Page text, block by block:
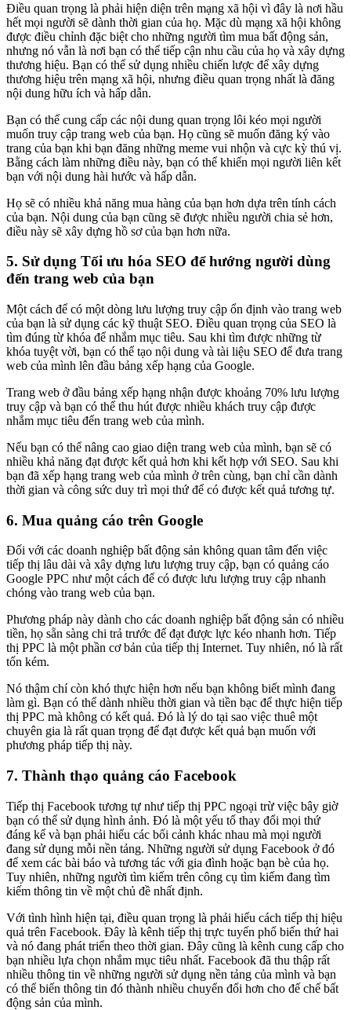
Điều quan trọng là phải hiện diện trên mạng xã hội vì đây là nơi hầu
hết mọi người sẽ dành thời gian của họ. Mặc dù mạng xã hội không
được điều chỉnh đặc biệt cho những người tìm mua bất động sản,
nhưng nó vẫn là nơi bạn có thể tiếp cận nhu cầu của họ và xây dựng
thương hiệu. Bạn có thể sử dụng nhiều chiến lược để xây dựng
thương hiệu trên mạng xã hội, nhưng điều quan trọng nhất là đăng
nội dung hữu ích và hấp dẫn.
Bạn có thể cung cấp các nội dung quan trọng lôi kéo mọi người
muốn truy cập trang web của bạn. Họ cũng sẽ muốn đăng ký vào
trang của bạn khi bạn đăng những meme vui nhộn và cực kỳ thú vị.
Bằng cách làm những điều này, bạn có thể khiến mọi người liên kết
bạn với nội dung hài hước và hấp dẫn.
Họ sẽ có nhiều khả năng mua hàng của bạn hơn dựa trên tính cách
của bạn. Nội dung của bạn cũng sẽ được nhiều người chia sẻ hơn,
điều này sẽ xây dựng hồ sơ của bạn hơn nữa.
5. Sử dụng Tối ưu hóa SEO để hướng người dùng
đến trang web của bạn
Một cách để có một dòng lưu lượng truy cập ổn định vào trang web
của bạn là sử dụng các kỹ thuật SEO. Điều quan trọng của SEO là
tìm đúng từ khóa để nhắm mục tiêu. Sau khi tìm được những từ
khóa tuyệt vời, bạn có thể tạo nội dung và tài liệu SEO để đưa trang
web của mình lên đầu bảng xếp hạng của Google.
Trang web ở đầu bảng xếp hạng nhận được khoảng 70% lưu lượng
truy cập và bạn có thể thu hút được nhiều khách truy cập được
nhắm mục tiêu đến trang web của mình.
Nếu bạn có thể nâng cao giao diện trang web của mình, bạn sẽ có
nhiều khả năng đạt được kết quả hơn khi kết hợp với SEO. Sau khi
bạn đã xếp hạng trang web của mình ở trên cùng, bạn chỉ cần dành
thời gian và công sức duy trì mọi thứ để có được kết quả tương tự.
6. Mua quảng cáo trên Google
Đối với các doanh nghiệp bất động sản không quan tâm đến việc
tiếp thị lâu dài và xây dựng lưu lượng truy cập, bạn có quảng cáo
Google PPC như một cách để có được lưu lượng truy cập nhanh
chóng vào trang web của bạn.
Phương pháp này dành cho các doanh nghiệp bất động sản có nhiều
tiền, họ sẵn sàng chi trả trước để đạt được lực kéo nhanh hơn. Tiếp
thị PPC là một phần cơ bản của tiếp thị Internet. Tuy nhiên, nó là rất
tốn kém.
Nó thậm chí còn khó thực hiện hơn nếu bạn không biết mình đang
làm gì. Bạn có thể dành nhiều thời gian và tiền bạc để thực hiện tiếp
thị PPC mà không có kết quả. Đó là lý do tại sao việc thuê một
chuyên gia là rất quan trọng để đạt được kết quả bạn muốn với
phương pháp tiếp thị này.
7. Thành thạo quảng cáo Facebook
Tiếp thị Facebook tương tự như tiếp thị PPC ngoại trừ việc bây giờ
bạn có thể sử dụng hình ảnh. Đó là một yếu tố thay đổi mọi thứ
đáng kể và bạn phải hiểu các bối cảnh khác nhau mà mọi người
đang sử dụng mỗi nền tảng. Những người sử dụng Facebook ở đó
để xem các bài báo và tương tác với gia đình hoặc bạn bè của họ.
Tuy nhiên, những người tìm kiếm trên công cụ tìm kiếm đang tìm
kiếm thông tin về một chủ đề nhất định.
Với tình hình hiện tại, điều quan trọng là phải hiểu cách tiếp thị hiệu
quả trên Facebook. Đây là kênh tiếp thị trực tuyến phổ biến thứ hai
và nó đang phát triển theo thời gian. Đây cũng là kênh cung cấp cho
bạn nhiều lựa chọn nhắm mục tiêu nhất. Facebook đã thu thập rất
nhiều thông tin về những người sử dụng nền tảng của mình và bạn
có thể biến thông tin đó thành nhiều chuyển đổi hơn cho đế chế bất
động sản của mình.